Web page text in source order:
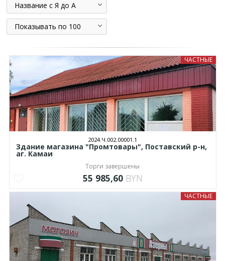
Название с Я до А
Показывать по 100
ЧАСТНЫЕ
2024.Ч.002.00001.1
Здание магазина "Промтовары", Поставский р-н,
аг. Камаи
Торги завершены
55 985,60 BYN
ЧАСТНЫЕ